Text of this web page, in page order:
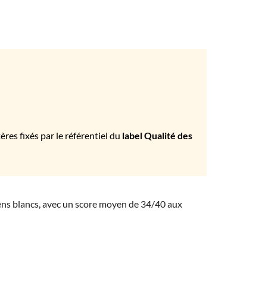
fixés par le référentiel du label Qualité des
blancs, avec un score moyen de 34/40 aux